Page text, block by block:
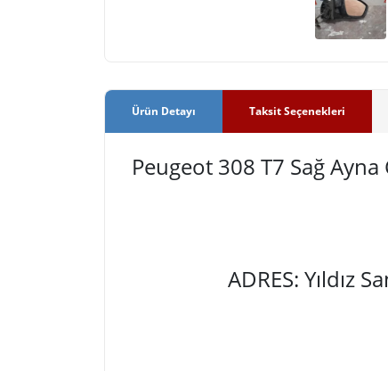
Ürün Detayı Taksit Seçenekleri
Peugeot 308 T7 Sağ Ayna
ADRES: Yıldız